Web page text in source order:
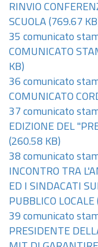
RINVIO
SCUOLA (769.67
35 comunicato
COMUNICATO
KB)
36 comunicato
COMUNICATO
37 comunicato
EDIZIONE DEL
(260.58 KB)
38 comunicato
INCONTRO TRA
ED I SINDACATI
PUBBLICO LOCALE
39 comunicato
PRESIDENTE